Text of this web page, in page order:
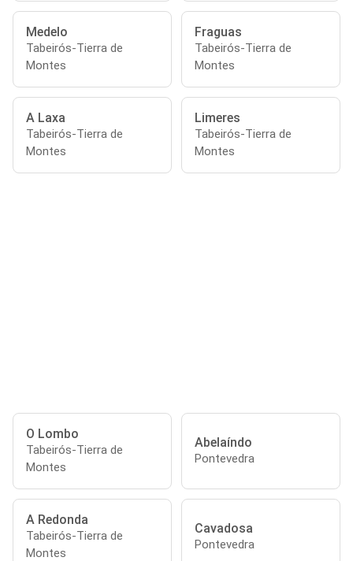
Medelo
Tabeirós-Tierra de
Montes
Fraguas
Tabeirós-Tierra de
Montes
A Laxa
Tabeirós-Tierra de
Montes
Limeres
Tabeirós-Tierra de
Montes
O Lombo
Tabeirós-Tierra de
Montes
Abelaíndo
Pontevedra
A Redonda
Tabeirós-Tierra de
Montes
Cavadosa
Pontevedra